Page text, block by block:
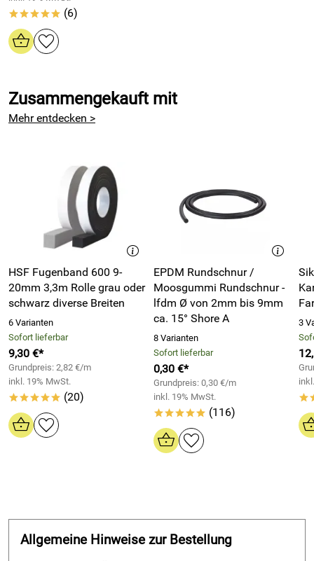
Hersteller: Sika Deutschland GmbH, Kornwestheimer Straße
103-107 70439 Stuttgart, info@de.sika.com
***** (6)
Zusammengekauft mit
Mehr entdecken >
HSF Fugenband 600 9-
20mm 3,3m Rolle grau oder
schwarz diverse Breiten
6 Varianten
Sofort lieferbar
9,30 €*
Grundpreis: 2,82 €/m
inkl. 19% MwSt.
***** (20)
EPDM Rundschnur /
Moosgummi Rundschnur -
lfdm Ø von 2mm bis 9mm
ca. 15° Shore A
8 Varianten
Sofort lieferbar
0,30 €*
Grundpreis: 0,30 €/m
inkl. 19% MwSt.
***** (116)
3
Allgemeine Hinweise zur Bestellung